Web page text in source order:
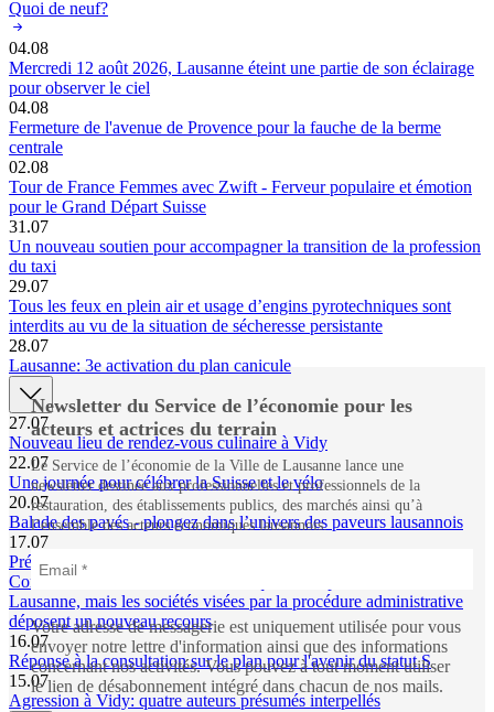
Quoi de neuf?
04.08
Mercredi 12 août 2026, Lausanne éteint une partie de son éclairage
pour observer le ciel
04.08
Fermeture de l'avenue de Provence pour la fauche de la berme
centrale
02.08
Tour de France Femmes avec Zwift - Ferveur populaire et émotion
pour le Grand Départ Suisse
31.07
Un nouveau soutien pour accompagner la transition de la profession
du taxi
29.07
Tous les feux en plein air et usage d’engins pyrotechniques sont
interdits au vu de la situation de sécheresse persistante
28.07
Lausanne: 3e activation du plan canicule
27.07
Nouveau lieu de rendez-vous culinaire à Vidy
22.07
Une journée pour célébrer la Suisse et le vélo
20.07
Balade des pavés - plongez dans l’univers des paveurs lausannois
17.07
Présence de 1,2,4-triazole dans le Léman, point de situation n°3: le
Conseil d’Etat valaisan confirme la qualité de partie de la Ville de
Lausanne, mais les sociétés visées par la procédure administrative
déposent un nouveau recours
16.07
Réponse à la consultation sur le plan pour l'avenir du statut S
15.07
Agression à Vidy: quatre auteurs présumés interpellés
Newsletter du Service de l’économie pour les
acteurs et actrices du terrain
Le Service de l’économie de la Ville de Lausanne lance une
newsletter destinée aux professionnelles et professionnels de la
restauration, des établissements publics, des marchés ainsi qu’à
l’ensemble des acteurs économiques lausannois.
Votre adresse de messagerie est uniquement utilisée pour vous
envoyer notre lettre d'information ainsi que des informations
concernant nos activités. Vous pouvez à tout moment utiliser
le lien de désabonnement intégré dans chacun de nos mails.